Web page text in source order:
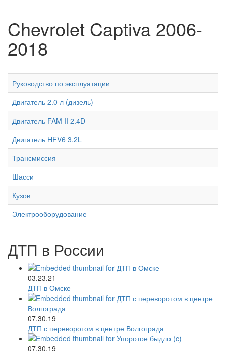
Chevrolet Captiva 2006-
2018
Руководство по эксплуатации
Двигатель 2.0 л (дизель)
Двигатель FAM II 2.4D
Двигатель HFV6 3.2L
Трансмиссия
Шасси
Кузов
Электрооборудование
ДТП в России
03.23.21
ДТП в Омске
07.30.19
ДТП с переворотом в центре Волгограда
07.30.19